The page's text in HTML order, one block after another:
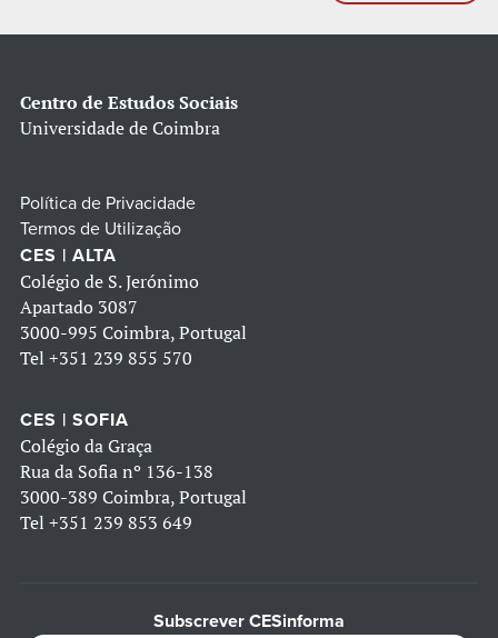
Centro de Estudos Sociais
Universidade de Coimbra
Política de Privacidade
Termos de Utilização
CES | ALTA
Colégio de S. Jerónimo
Apartado 3087
3000-995 Coimbra, Portugal
Tel +351 239 855 570
CES | SOFIA
Colégio da Graça
Rua da Sofia nº 136-138
3000-389 Coimbra, Portugal
Tel +351 239 853 649
Subscrever CESinforma